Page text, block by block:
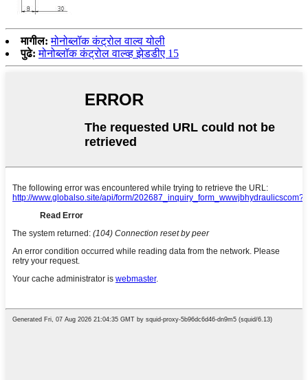
मागील: मोनोब्लॉक कंट्रोल वाल्व योली
पुढे: मोनोब्लॉक कंट्रोल वाल्व्ह झेडडीए 15